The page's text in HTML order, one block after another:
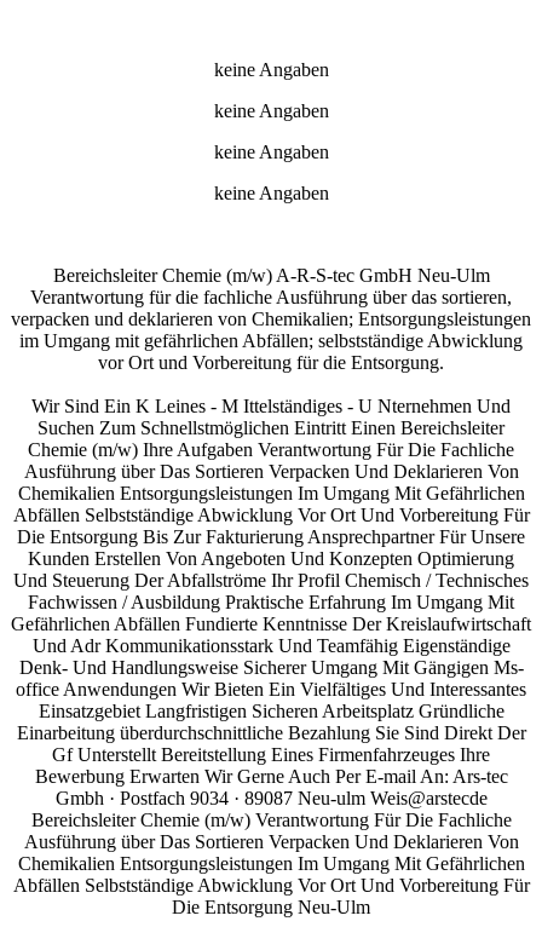
keine Angaben
keine Angaben
keine Angaben
keine Angaben
Bereichsleiter Chemie (m/w) A-R-S-tec GmbH Neu-Ulm
Verantwortung für die fachliche Ausführung über das sortieren,
verpacken und deklarieren von Chemikalien; Entsorgungsleistungen
im Umgang mit gefährlichen Abfällen; selbstständige Abwicklung
vor Ort und Vorbereitung für die Entsorgung.
Wir Sind Ein K Leines - M Ittelständiges - U Nternehmen Und
Suchen Zum Schnellstmöglichen Eintritt Einen Bereichsleiter
Chemie (m/w) Ihre Aufgaben Verantwortung Für Die Fachliche
Ausführung über Das Sortieren Verpacken Und Deklarieren Von
Chemikalien Entsorgungsleistungen Im Umgang Mit Gefährlichen
Abfällen Selbstständige Abwicklung Vor Ort Und Vorbereitung Für
Die Entsorgung Bis Zur Fakturierung Ansprechpartner Für Unsere
Kunden Erstellen Von Angeboten Und Konzepten Optimierung
Und Steuerung Der Abfallströme Ihr Profil Chemisch / Technisches
Fachwissen / Ausbildung Praktische Erfahrung Im Umgang Mit
Gefährlichen Abfällen Fundierte Kenntnisse Der Kreislaufwirtschaft
Und Adr Kommunikationsstark Und Teamfähig Eigenständige
Denk- Und Handlungsweise Sicherer Umgang Mit Gängigen Ms-
office Anwendungen Wir Bieten Ein Vielfältiges Und Interessantes
Einsatzgebiet Langfristigen Sicheren Arbeitsplatz Gründliche
Einarbeitung überdurchschnittliche Bezahlung Sie Sind Direkt Der
Gf Unterstellt Bereitstellung Eines Firmenfahrzeuges Ihre
Bewerbung Erwarten Wir Gerne Auch Per E-mail An: Ars-tec
Gmbh · Postfach 9034 · 89087 Neu-ulm Weis@arstecde
Bereichsleiter Chemie (m/w) Verantwortung Für Die Fachliche
Ausführung über Das Sortieren Verpacken Und Deklarieren Von
Chemikalien Entsorgungsleistungen Im Umgang Mit Gefährlichen
Abfällen Selbstständige Abwicklung Vor Ort Und Vorbereitung Für
Die Entsorgung Neu-Ulm